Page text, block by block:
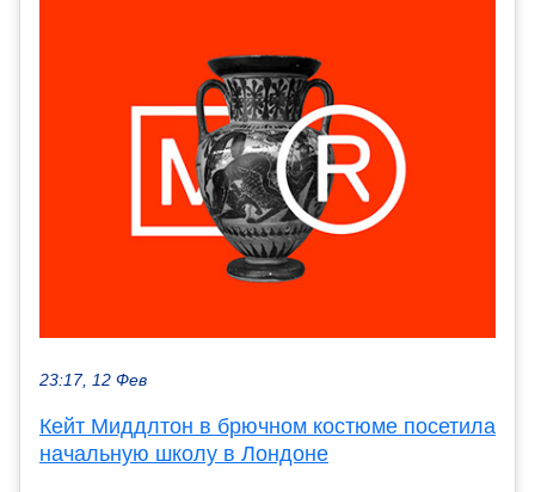
23:17, 12 Фев
Кейт Миддлтон в брючном костюме посетила
начальную школу в Лондоне